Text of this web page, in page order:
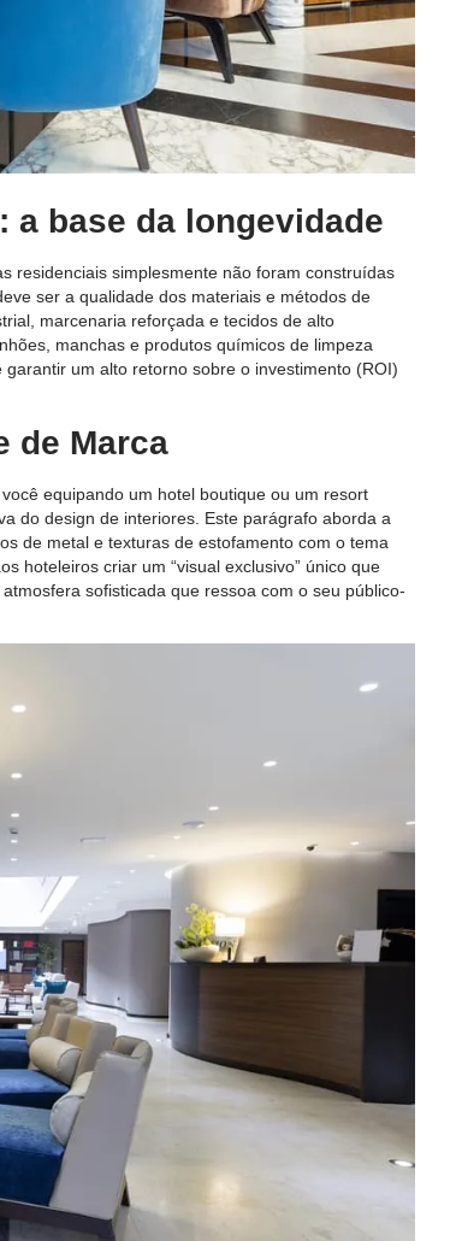
a base da longevidade
residenciais simplesmente não foram construídas
ser a qualidade dos materiais e métodos de
marcenaria reforçada e tecidos de alto
manchas e produtos químicos de limpeza
um alto retorno sobre o investimento (ROI)
de Marca
equipando um hotel boutique ou um resort
do design de interiores. Este parágrafo aborda a
de metal e texturas de estofamento com o tema
hoteleiros criar um “visual exclusivo” único que
sofisticada que ressoa com o seu público-